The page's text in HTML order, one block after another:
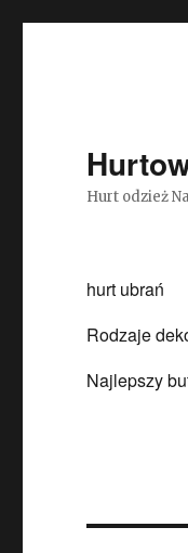
Hurt odzież
hurt ubrań
Rodzaje
Najlepszy